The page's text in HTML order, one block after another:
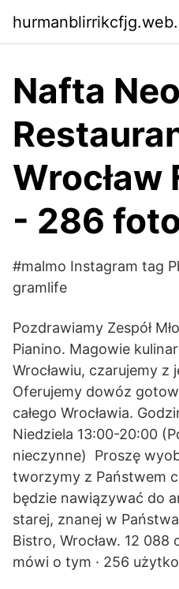
Nafta
Wrocław
- 286
#malmo Instagram tag
gramlife
Pozdrawiamy Zespół
Pianino. Magowie
Wrocławiu, czarujemy z
Oferujemy dowóz
całego Wrocławia.
Niedziela 13:00-20:00
nieczynne) Proszę
tworzymy z Państwem
będzie nawiązywać do
starej, znanej w
Bistro, Wrocław. 12 088
mówi o tym · 256